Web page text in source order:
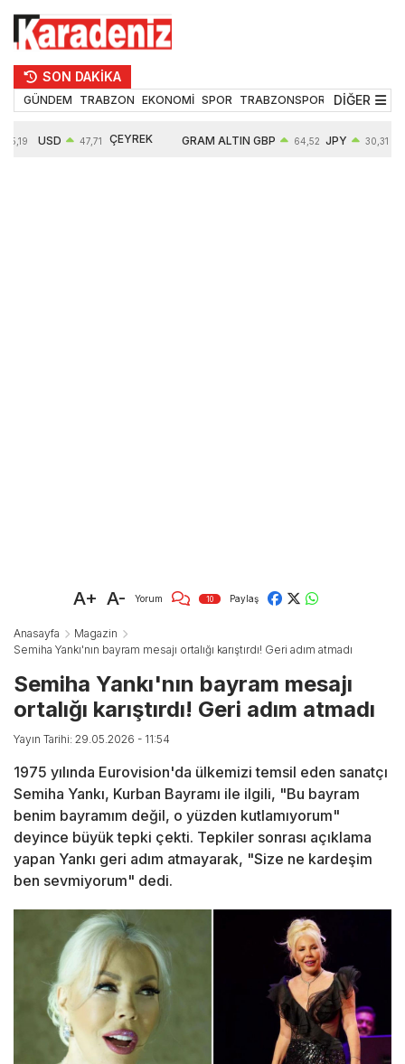
SON DAKİKA
GÜNDEM TRABZON EKONOMİ SPOR TRABZONSPOR TEKNOLOJİ
DİĞER
USD 47,71 ÇEYREK GRAM ALTIN GBP 64,52 JPY 30,31
A+ A- Yorum 10 Paylaş
Anasayfa
Magazin
Semiha Yankı'nın bayram mesajı ortalığı karıştırdı! Geri adım atmadı
Semiha Yankı'nın bayram mesajı
ortalığı karıştırdı! Geri adım atmadı
Yayın Tarihi: 29.05.2026 - 11:54
1975 yılında Eurovision'da ülkemizi temsil eden sanatçı
Semiha Yankı, Kurban Bayramı ile ilgili, "Bu bayram
benim bayramım değil, o yüzden kutlamıyorum"
deyince büyük tepki çekti. Tepkiler sonrası açıklama
yapan Yankı geri adım atmayarak, "Size ne kardeşim
ben sevmiyorum" dedi.